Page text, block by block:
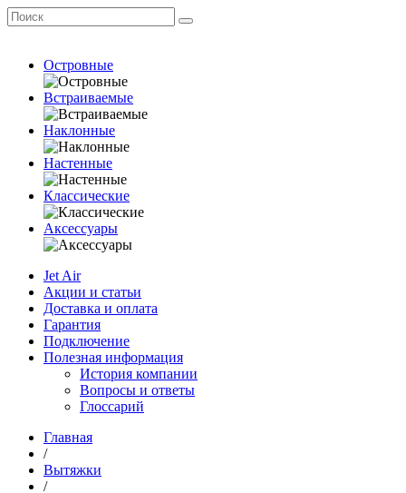
Островные
Встраиваемые
Наклонные
Настенные
Классические
Аксессуары
Jet Air
Акции и статьи
Доставка и оплата
Гарантия
Подключение
Полезная информация
История компании
Вопросы и ответы
Глоссарий
Главная
/
Вытяжки
/